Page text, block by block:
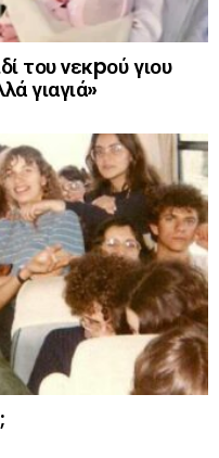
του νεκpού γιου
γιαγιά»